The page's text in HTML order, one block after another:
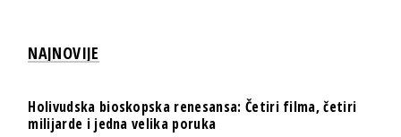
NAJNOVIJE
Holivudska bioskopska renesansa: Četiri filma, četiri
milijarde i jedna velika poruka